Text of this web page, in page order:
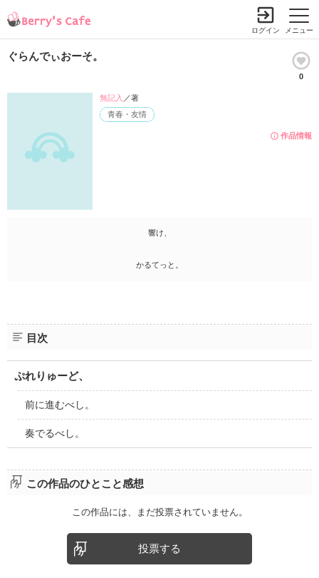
メニュー
ログイン
ぐらんでぃおーそ。
0
作品情報
青春・友情
無記入 ／著
響け、
かるてっと。
目次
ぷれりゅーど、
前に進むべし。
奏でるべし。
この作品のひとこと感想
この作品には、まだ投票されていません。
投票する